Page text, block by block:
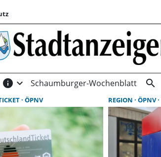
info expand_more Schaumburger-Wochenblatt search
ÖPNV REGION ÖPNV